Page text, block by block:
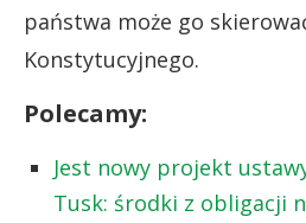
państwa może go
Konstytucyjnego.
Polecamy:
Jest nowy projekt
Tusk: środki z obligacji